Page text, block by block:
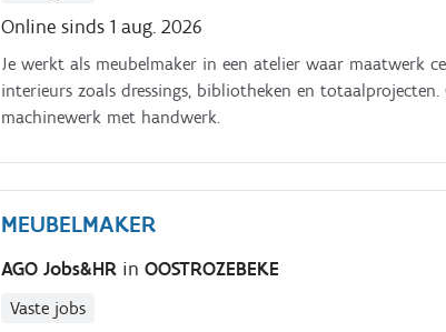
Online sinds 1 aug. 2026
Je werkt als meubelmaker in een atelier waar maatwerk
interieurs zoals dressings, bibliotheken en
machinewerk met handwerk.
MEUBELMAKER
AGO Jobs&HR inOOSTROZEBEKE
Vaste jobs